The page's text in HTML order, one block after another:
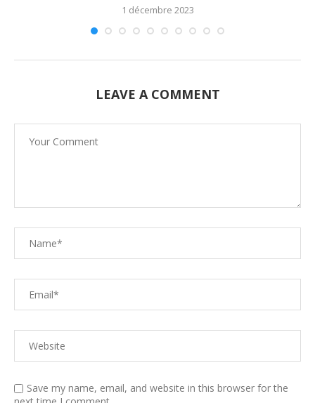
1 décembre 2023
LEAVE A COMMENT
Save my name, email, and website in this browser for the